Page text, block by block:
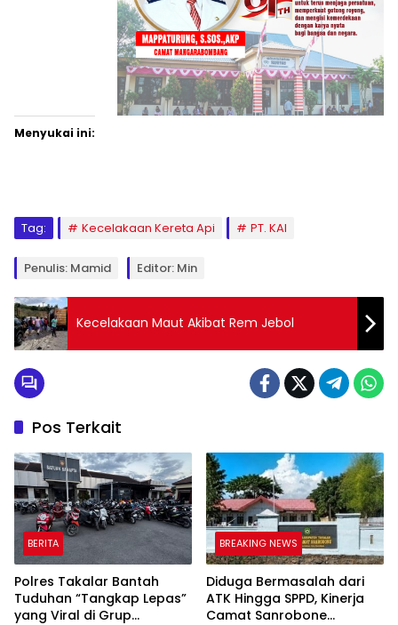
Menyukai ini:
Tag: Kecelakaan Kereta Api PT. KAI
Penulis: Mamid Editor: Min
Kecelakaan Maut Akibat Rem Jebol
Pos Terkait
BERITA
Polres Takalar Bantah
Tuduhan “Tangkap Lepas”
yang Viral di Grup
BREAKING NEWS
Diduga Bermasalah dari
ATK Hingga SPPD, Kinerja
Camat Sanrobone